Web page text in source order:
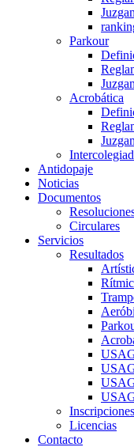
Parkour
Acrobática
Antidopaje
Noticias
Documentos
Circulares
Servicios
Resultados
Inscripciones
Licencias
Contacto